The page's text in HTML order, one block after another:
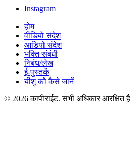
Instagram
होम
वीडियो संदेश
आडियो संदेश
भक्ति संबंधी
निबंध/लेख
ई-पुस्तकें
यीशु को कैसे जानें
© 2026 कापीराईट. सभी अधिकार आरक्षित है